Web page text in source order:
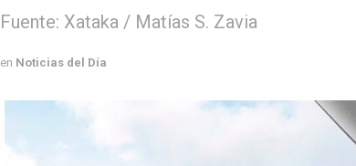
Fuente: Xataka / Matías S. Zavia
en Noticias del Día